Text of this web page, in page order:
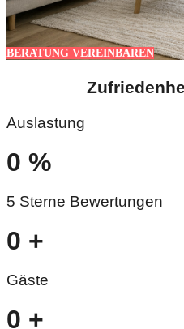
BERATUNG VEREINBAREN
Auslastung
0 %
5 Sterne Bewertungen
0 +
Gäste
0 +